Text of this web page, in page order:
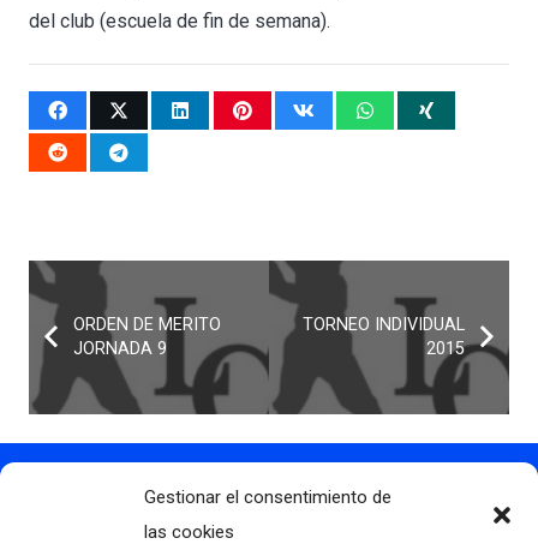
Gestionar el consentimiento de
las cookies
del club (escuela de fin de semana).
ORDEN DE MERITO
JORNADA 9
TORNEO INDIVIDUAL
2015
Contacto
info@clubdegolflascaldas.com